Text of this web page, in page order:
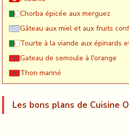
Chorba épicée aux merguez
Gâteau aux miel et aux fruits
Tourte à la viande aux épinards
Gateau de semoule à l'orange
Thon mariné
Les bons plans de Cuisine